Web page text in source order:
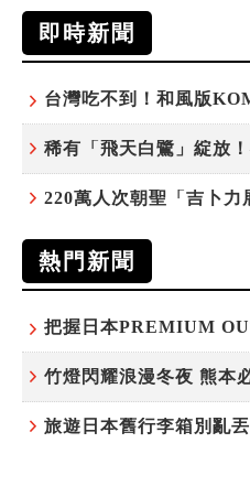
即時新聞
熱門新聞
竹燈閃耀浪漫冬夜 熊本
旅遊日本舊行李箱別亂